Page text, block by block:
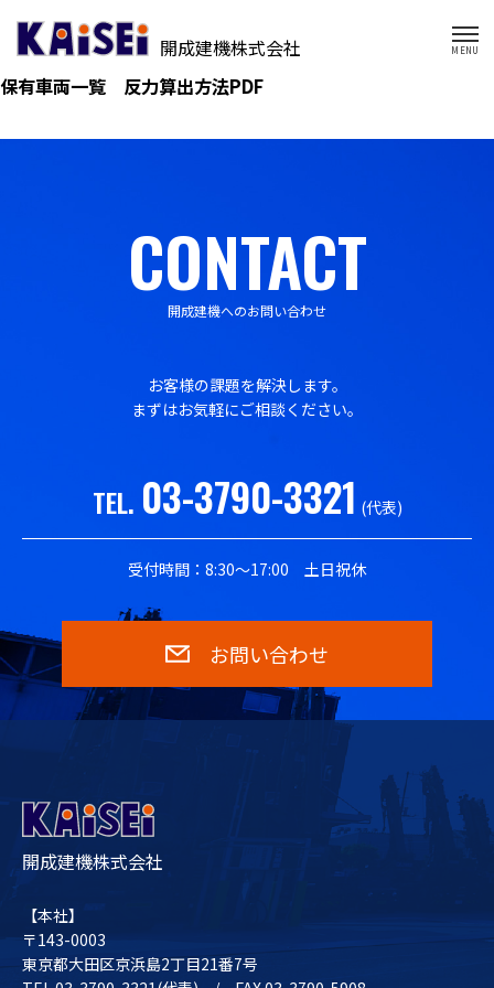
開成建機株式会社
保有車両一覧 反力算出方法PDF
CONTACT
開成建機へのお問い合わせ
お客様の課題を解決します。
まずはお気軽にご相談ください。
TEL. 03-3790-3321 (代表)
受付時間：8:30〜17:00 土日祝休
お問い合わせ
開成建機株式会社
【本社】
〒143-0003
東京都大田区京浜島2丁目21番7号